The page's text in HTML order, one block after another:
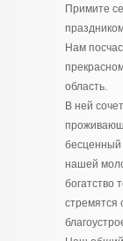
Примите
Нам
область.
В ней
бесценный
нашей
богатство
стремятся